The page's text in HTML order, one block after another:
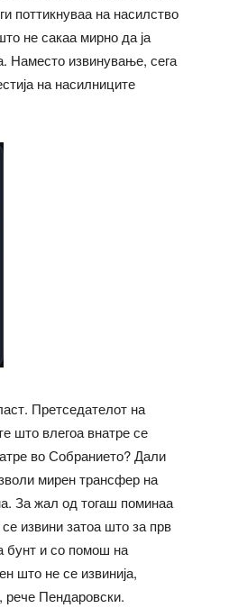
поттикнуваа на насилство
не сакаа мирно да ја
Наместо извинување, сега
на насилниците
Претседателот на
што влегоа внатре се
во Собранието­? Дали
мирен трансфер на
За жал од тогаш поминаа
извини затоа што за прв
бунт и со помош на
што не се извинија,
рече Пендаровски.